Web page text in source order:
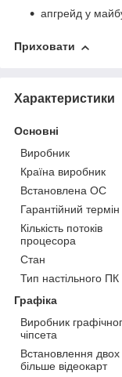
апгрейд у
Приховати
Характеристики
Основні
Виробник
Країна виробник
Встановлена ОС
Гарантійний термін
Кількість потоків
процесора
Стан
Тип настільного ПК
Графіка
Виробник
чіпсета
Встановлення двох
більше відеокарт